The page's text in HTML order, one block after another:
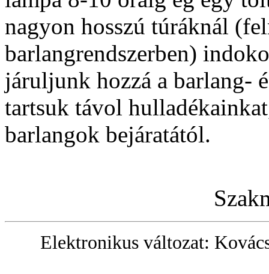
nagyon hosszú túráknál
barlangrendszerben)
járuljunk hozzá a barlang-
tartsuk távol
barlangok bejáratától.
Elektronikus változat: